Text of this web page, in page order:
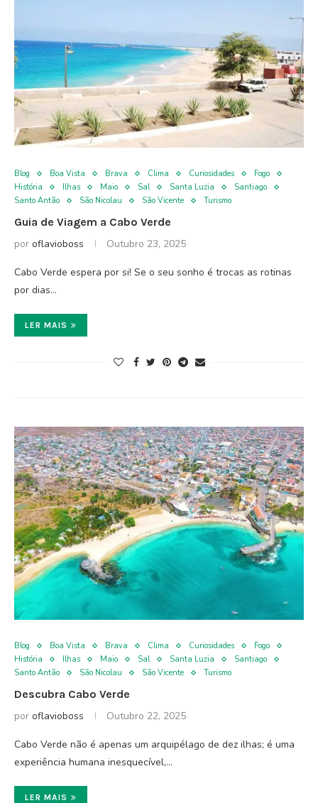
Blog Boa Vista Brava Clima Curiosidades
Fogo
História
Ilhas Maio Sal Santa Luzia
Santiago
Santo Antão
São Nicolau São Vicente Turismo
Guia de Viagem a Cabo Verde
por oflavioboss Outubro 23, 2025
Cabo Verde espera por si! Se o seu sonho é trocas as rotinas
por dias…
LER MAIS
Blog Boa Vista Brava Clima Curiosidades
Fogo
História
Ilhas Maio Sal Santa Luzia
Santiago
Santo Antão
São Nicolau São Vicente Turismo
Descubra Cabo Verde
por oflavioboss Outubro 22, 2025
Cabo Verde não é apenas um arquipélago de dez ilhas; é uma
experiência humana inesquecível,…
LER MAIS